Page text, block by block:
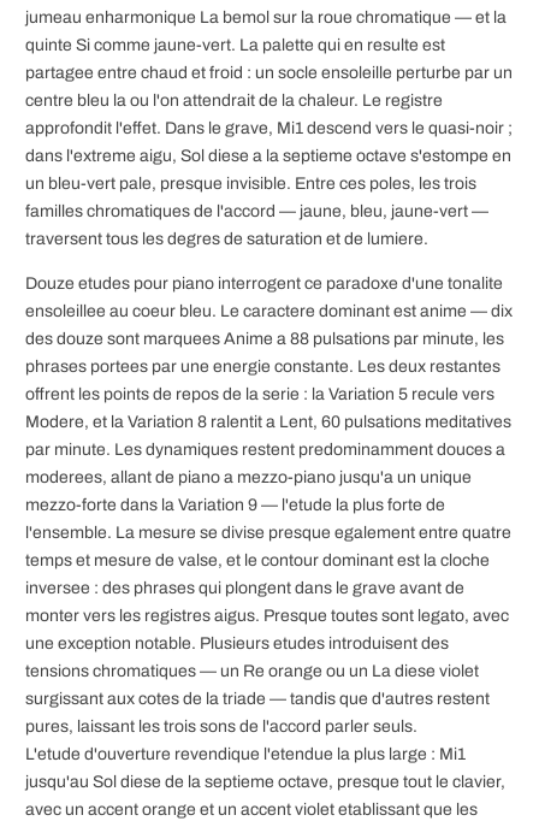
jumeau enharmonique La bemol sur la roue chromatique — et la
quinte Si comme jaune-vert. La palette qui en resulte est
partagee entre chaud et froid : un socle ensoleille perturbe par un
centre bleu la ou l'on attendrait de la chaleur. Le registre
approfondit l'effet. Dans le grave, Mi1 descend vers le quasi-noir ;
dans l'extreme aigu, Sol diese a la septieme octave s'estompe en
un bleu-vert pale, presque invisible. Entre ces poles, les trois
familles chromatiques de l'accord — jaune, bleu, jaune-vert —
traversent tous les degres de saturation et de lumiere.
Douze etudes pour piano interrogent ce paradoxe d'une tonalite
ensoleillee au coeur bleu. Le caractere dominant est anime — dix
des douze sont marquees Anime a 88 pulsations par minute, les
phrases portees par une energie constante. Les deux restantes
offrent les points de repos de la serie : la Variation 5 recule vers
Modere, et la Variation 8 ralentit a Lent, 60 pulsations meditatives
par minute. Les dynamiques restent predominamment douces a
moderees, allant de piano a mezzo-piano jusqu'a un unique
mezzo-forte dans la Variation 9 — l'etude la plus forte de
l'ensemble. La mesure se divise presque egalement entre quatre
temps et mesure de valse, et le contour dominant est la cloche
inversee : des phrases qui plongent dans le grave avant de
monter vers les registres aigus. Presque toutes sont legato, avec
une exception notable. Plusieurs etudes introduisent des
tensions chromatiques — un Re orange ou un La diese violet
surgissant aux cotes de la triade — tandis que d'autres restent
pures, laissant les trois sons de l'accord parler seuls.
L'etude d'ouverture revendique l'etendue la plus large : Mi1
jusqu'au Sol diese de la septieme octave, presque tout le clavier,
avec un accent orange et un accent violet etablissant que les